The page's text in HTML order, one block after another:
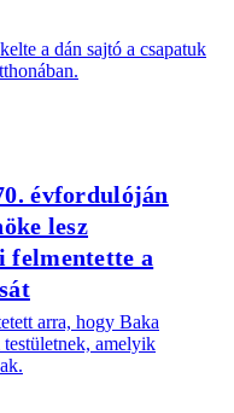
a dán sajtó a csapatuk
évfordulóján
lesz
felmentette a
arra, hogy Baka
amelyik